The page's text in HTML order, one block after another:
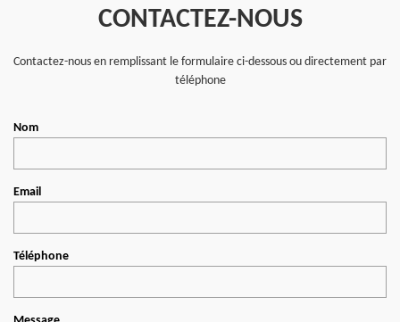
CONTACTEZ-NOUS
Contactez-nous en remplissant le formulaire ci-dessous ou directement par
téléphone
Nom
Email
Téléphone